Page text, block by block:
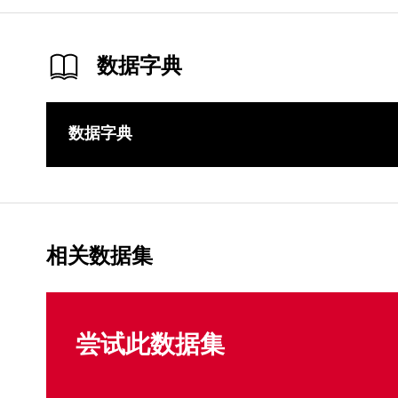
数据字典
数据字典
相关数据集
尝试此数据集